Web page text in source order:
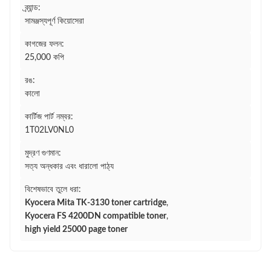
ব্র্যান্ড:
সামঞ্জস্যপূর্ণ কিয়োসেরা
কাগজের ফলন:
25,000 কপি
রঙ:
কালো
কার্টিজ পার্ট নম্বর:
1T02LV0NL0
মুদ্রণ গুণমান:
সত্য অন্ধকার এবং ধারালো পাঠ্য
বিশেষভাবে তুলে ধরা:
Kyocera Mita TK-3130 toner cartridge,
Kyocera FS 4200DN compatible toner,
high yield 25000 page toner